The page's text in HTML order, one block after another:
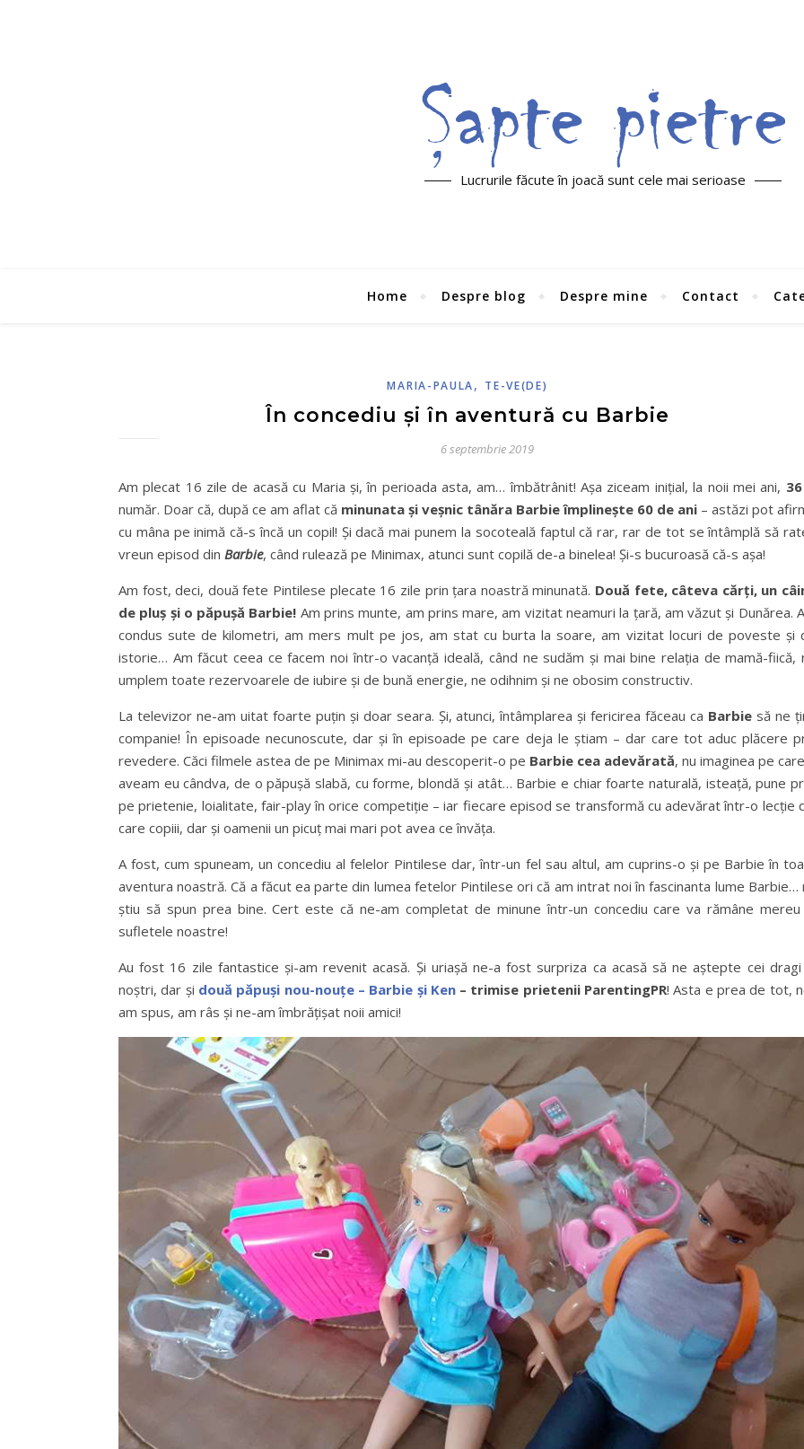
Lucrurile făcute în joacă sunt cele mai serioase
Home Despre blog Despre mine Contact
MARIA-PAULA, TE-VE(DE)
În concediu și în aventură cu Barbie
6 septembrie 2019
Am plecat 16 zile de acasă cu Maria și, în perioada asta, am… îmbătrânit! Așa ziceam inițial, la noii mei ani, 36
număr. Doar că, după ce am aflat că minunata și veșnic tânăra Barbie împlinește 60 de ani – astăzi pot
cu mâna pe inimă că-s încă un copil! Și dacă mai punem la socoteală faptul că rar, rar de tot se întâmplă să
vreun episod din Barbie, când rulează pe Minimax, atunci sunt copilă de-a binelea! Și-s bucuroasă că-s așa!
Am fost, deci, două fete Pintilese plecate 16 zile prin țara noastră minunată. Două fete, câteva cărți, un
de pluș și o păpușă Barbie! Am prins munte, am prins mare, am vizitat neamuri la țară, am văzut și Dunărea.
condus sute de kilometri, am mers mult pe jos, am stat cu burta la soare, am vizitat locuri de poveste și
istorie… Am făcut ceea ce facem noi într-o vacanță ideală, când ne sudăm și mai bine relația de mamă-fiică,
umplem toate rezervoarele de iubire și de bună energie, ne odihnim și ne obosim constructiv.
La televizor ne-am uitat foarte puțin și doar seara. Și, atunci, întâmplarea și fericirea făceau ca Barbie să ne
companie! În episoade necunoscute, dar și în episoade pe care deja le știam – dar care tot aduc plăcere
revedere. Căci filmele astea de pe Minimax mi-au descoperit-o pe Barbie cea adevărată, nu imaginea pe
aveam eu cândva, de o păpușă slabă, cu forme, blondă și atât… Barbie e chiar foarte naturală, isteață, pune
pe prietenie, loialitate, fair-play în orice competiție – iar fiecare episod se transformă cu adevărat într-o lecție
care copiii, dar și oamenii un picuț mai mari pot avea ce învăța.
A fost, cum spuneam, un concediu al felelor Pintilese dar, într-un fel sau altul, am cuprins-o și pe Barbie în
aventura noastră. Că a făcut ea parte din lumea fetelor Pintilese ori că am intrat noi în fascinanta lume Barbie…
știu să spun prea bine. Cert este că ne-am completat de minune într-un concediu care va rămâne mereu
sufletele noastre!
Au fost 16 zile fantastice și-am revenit acasă. Și uriașă ne-a fost surpriza ca acasă să ne aștepte cei dragi
noștri, dar și două păpuși nou-nouțe – Barbie și Ken– trimise prietenii ParentingPR! Asta e prea de tot,
am spus, am râs și ne-am îmbrățișat noii amici!